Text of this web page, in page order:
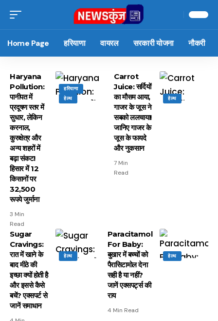
Home Page हरियाणा वायरल सरकारी योजना नौकरी
हरियाणा
हेल्थ
Haryana
Pollution:
पानीपत में
प्रदूषण स्तर में
सुधार, लेकिन
करनाल,
कुरुक्षेत्र और
अन्य शहरों में
बढ़ा संकट!
हिसार में 12
किसानों पर
32,500
रूपये जुर्माना
3 Min
Read
हेल्थ
Carrot
Juice: सर्दियों
का मौसम आया,
गाजर के जूस ने
सबको ललचाया!
जानिए गाजर के
जूस के फायदे
और नुकसान
7 Min
Read
हेल्थ
Sugar
Cravings:
रात में खाने के
बाद मीठे की
इच्छा क्यों होती है
और इससे कैसे
बचें? एक्सपर्ट से
जानें समाधान
हेल्थ
Paracitamol
For Baby:
बुखार में बच्चों को
पैरासिटामोल देना
सही है या नहीं?
जानें एक्सपर्ट्स की
राय
4 Min Read